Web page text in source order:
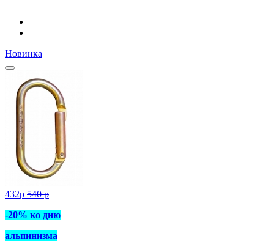
Новинка
432p 540 p
-20% ко дню
альпинизма